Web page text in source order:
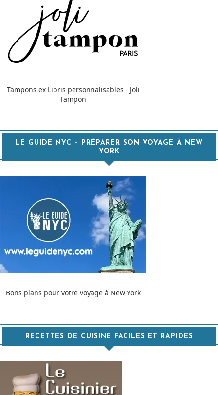
Tampons ex Libris personnalisables - Joli
Tampon
LE GUIDE NYC – PRÉPARER SON VOYAGE À NEW
YORK
Bons plans pour votre voyage à New York
RECETTES DE CUISINE FACILES ET RAPIDES